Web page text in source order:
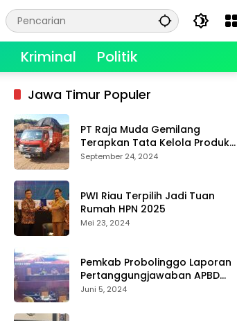
Kriminal Politik
Jawa Timur Populer
PT Raja Muda Gemilang
Terapkan Tata Kelola Produksi,
Berikan Kualitas dan
September 24, 2024
PWI Riau Terpilih Jadi Tuan
Rumah HPN 2025
Mei 23, 2024
Pemkab Probolinggo Laporan
Pertanggungjawaban APBD
2023
Juni 5, 2024